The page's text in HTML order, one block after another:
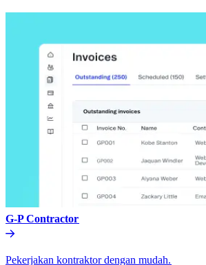
G-P Contractor​​
Pekerjakan kontraktor dengan mudah.​​